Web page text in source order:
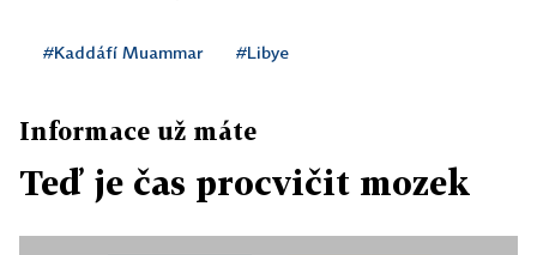
#Kaddáfí Muammar #Libye
Informace už máte
Teď je čas procvičit mozek